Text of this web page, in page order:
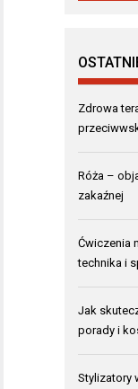
Zdrowa
Róża –
zakaźnej
Ćwiczenia
technika i
Jak
porady i
Stylizatory